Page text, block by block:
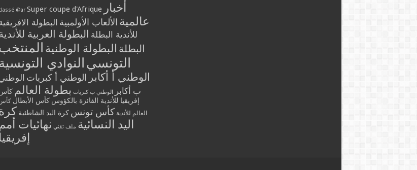
@ar Super coupe d'Afrique أخبار
عالمية الألعاب الأولمبية البطولة
للأندية البطلة البطولة العربية
البطلة البطولة الوطنية
التونسي النوادي التونسية
الوطني أ أكابر الوطني أ كبريات
ب أكابر
الوطني ب كبريات بطولة العالم
إفريقيا للأندية الفائزة بالكؤوس كأس الأبطال
العالم للأندية كأس تونس كرة اليد الشاطئية
اليد النسائية ملف تقني نهائيات أمم
إفريقيا